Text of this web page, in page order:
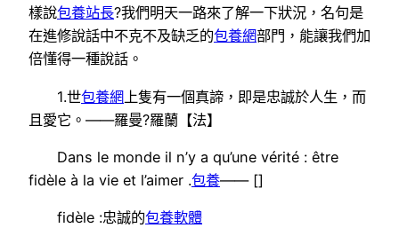
樣說包養站長?我們明天一路來了解一下狀況，名句是
在進修說話中不克不及缺乏的包養網部門，能讓我們加
倍懂得一種說話。
1.世包養網 上隻有一個真諦，即是忠誠於人生，而
且愛它。——羅曼?羅蘭【法】
Dans le monde il n’y a qu’une vérité : être
fidèle à la vie et l’aimer .包養—— []
fidèle :忠誠的包養軟體